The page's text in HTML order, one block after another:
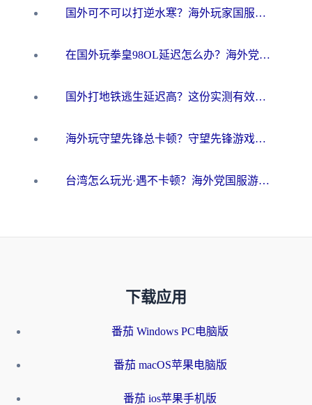
国外可不可以打逆水寒？海外玩家国服畅玩终极指南（附漫威荒野乱斗加速方案）
在国外玩拳皇98OL延迟怎么办？海外党亲测有效的低延迟指南
国外打地铁逃生延迟高？这份实测有效的低延迟指南帮你吃鸡
海外玩守望先锋总卡顿？守望先锋游戏加速器在哪里买&避坑指南（附欧洲非洲游戏实测）
台湾怎么玩光·遇不卡顿？海外党国服游戏加速终极攻略（附实测体验）
下载应用
番茄 Windows PC电脑版
番茄 macOS苹果电脑版
番茄 ios苹果手机版